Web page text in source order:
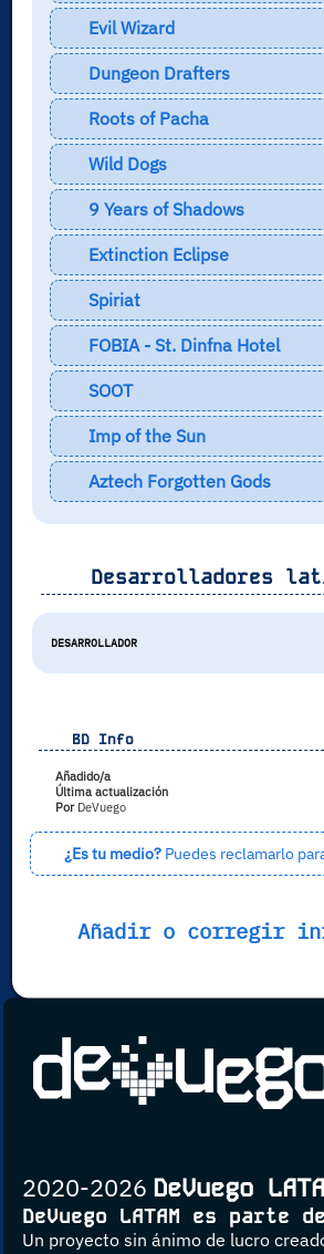
Evil Wizard
Dungeon Drafters
Roots of Pacha
Wild Dogs
9 Years of Shadows
Extinction Eclipse
Spiriat
FOBIA - St. Dinfna Hotel
SOOT
Imp of the Sun
Aztech Forgotten Gods
Desarrolladores
DESARROLLADOR
BD Info
Añadido/a
Última actualización
PorDeVuego
¿Es tu medio? Puedes reclamarlo
Añadir o corregir
2020-2026 DeVuego
DeVuego LATAM es parte
Un proyecto sin ánimo de lucro